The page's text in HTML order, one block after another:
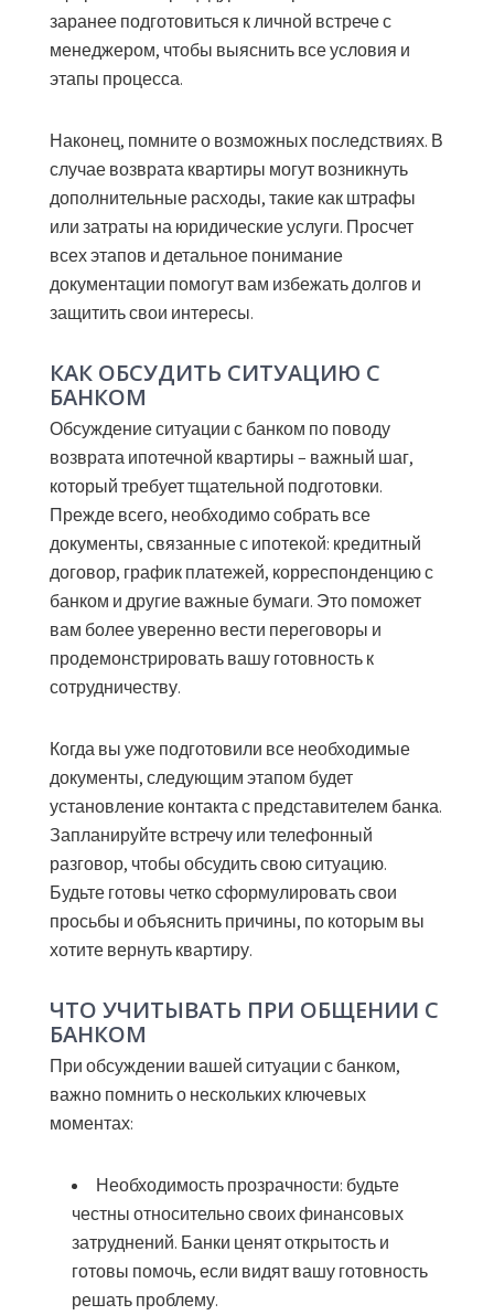
заранее подготовиться к личной встрече с
менеджером, чтобы выяснить все условия и
этапы процесса.
Наконец, помните о возможных последствиях. В
случае возврата квартиры могут возникнуть
дополнительные расходы, такие как штрафы
или затраты на юридические услуги. Просчет
всех этапов и детальное понимание
документации помогут вам избежать долгов и
защитить свои интересы.
КАК ОБСУДИТЬ СИТУАЦИЮ С
БАНКОМ
Обсуждение ситуации с банком по поводу
возврата ипотечной квартиры – важный шаг,
который требует тщательной подготовки.
Прежде всего, необходимо собрать все
документы, связанные с ипотекой: кредитный
договор, график платежей, корреспонденцию с
банком и другие важные бумаги. Это поможет
вам более уверенно вести переговоры и
продемонстрировать вашу готовность к
сотрудничеству.
Когда вы уже подготовили все необходимые
документы, следующим этапом будет
установление контакта с представителем банка.
Запланируйте встречу или телефонный
разговор, чтобы обсудить свою ситуацию.
Будьте готовы четко сформулировать свои
просьбы и объяснить причины, по которым вы
хотите вернуть квартиру.
ЧТО УЧИТЫВАТЬ ПРИ ОБЩЕНИИ С
БАНКОМ
При обсуждении вашей ситуации с банком,
важно помнить о нескольких ключевых
моментах:
Необходимость прозрачности: будьте
честны относительно своих финансовых
затруднений. Банки ценят открытость и
готовы помочь, если видят вашу готовность
решать проблему.